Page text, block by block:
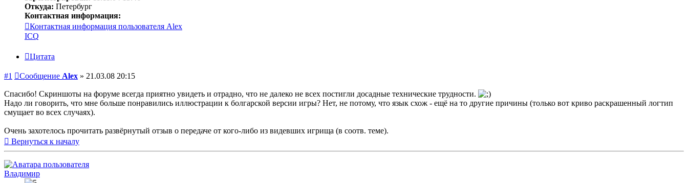
Откуда: Петербург
Контактная информация:
Контактная информация пользователя Alex
ICQ
Цитата
#1 Сообщение Alex » 21.03.08 20:15
Спасибо! Скриншоты на форуме всегда приятно увидеть и отрадно, что не далеко не всех постигли досадные технические трудности.
Надо ли говорить, что мне больше понравились иллюстрации к болгарской версии игры? Нет, не потому, что язык схож - ещё на то другие причины (только вот криво раскрашенный логтип
смущает во всех случаях).
Очень захотелось прочитать развёрнутый отзыв о передаче от кого-либо из видевших игрища (в соотв. теме).
Вернуться к началу
Владимир